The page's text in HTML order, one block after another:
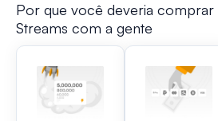
Por que você deveria comprar
Streams com a gente